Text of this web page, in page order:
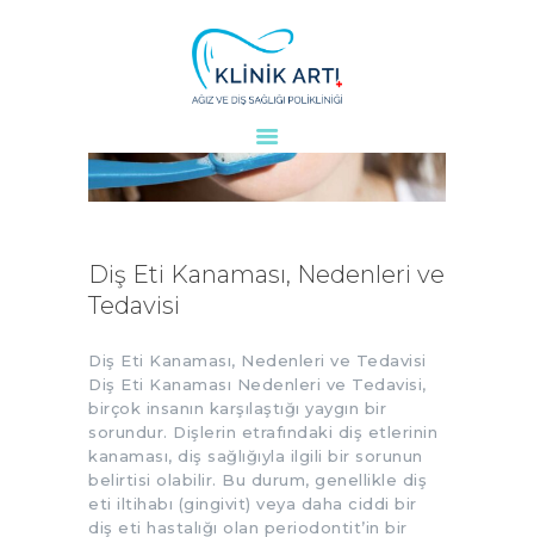
ANASAYFA
KURUMSAL
TEDAVILER
VAKALAR
AYDINLATMA
METNI
BLOG
KLINIĞIMIZ
İLETIŞIM
Diş Eti Kanaması, Nedenleri ve
Tedavisi
Diş Eti Kanaması, Nedenleri ve Tedavisi
Diş Eti Kanaması Nedenleri ve Tedavisi,
birçok insanın karşılaştığı yaygın bir
sorundur. Dişlerin etrafındaki diş etlerinin
kanaması, diş sağlığıyla ilgili bir sorunun
belirtisi olabilir. Bu durum, genellikle diş
eti iltihabı (gingivit) veya daha ciddi bir
diş eti hastalığı olan periodontit’in bir